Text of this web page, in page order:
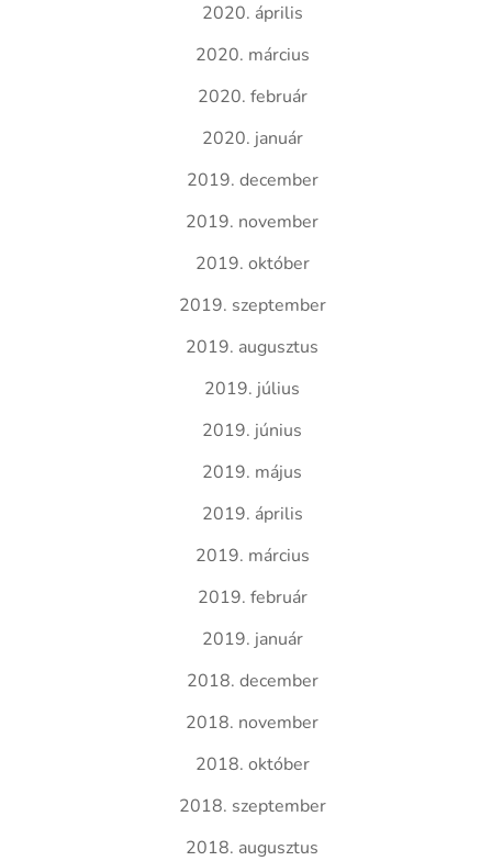
2020. április
2020. március
2020. február
2020. január
2019. december
2019. november
2019. október
2019. szeptember
2019. augusztus
2019. július
2019. június
2019. május
2019. április
2019. március
2019. február
2019. január
2018. december
2018. november
2018. október
2018. szeptember
2018. augusztus